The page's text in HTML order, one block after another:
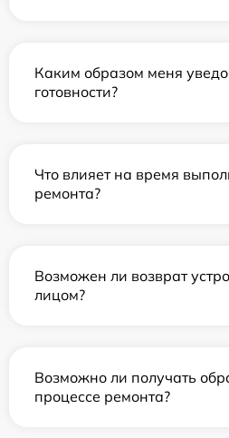
Каким образом меня
готовности?
Что влияет на время
ремонта?
Возможен ли возврат
лицом?
Возможно ли получать
процессе ремонта?